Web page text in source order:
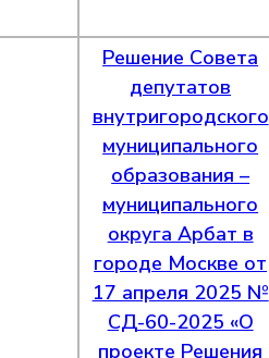
Решение Совета
депутатов
внутригородского
муниципального
образования –
муниципального
округа Арбат в
городе Москве от
17 апреля 2025 №
СД-60-2025 «О
проекте Решения